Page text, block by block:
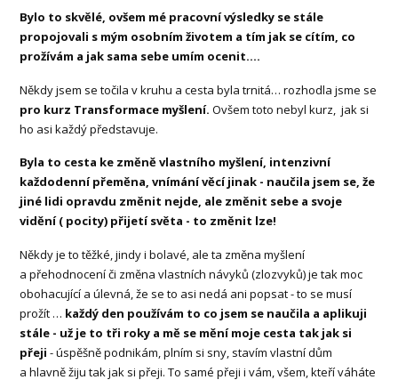
Bylo to skvělé, ovšem mé pracovní výsledky se stále
propojovali s mým osobním životem a tím jak se cítím, co
prožívám a jak sama sebe umím ocenit….
Někdy jsem se točila v kruhu a cesta byla trnitá… rozhodla jsme se
pro kurz Transformace myšlení. Ovšem toto nebyl kurz, jak si
ho asi každý představuje.
Byla to cesta ke změně vlastního myšlení, intenzivní
každodenní přeměna, vnímání věcí jinak - naučila jsem se, že
jiné lidi opravdu změnit nejde, ale změnit sebe a svoje
vidění ( pocity) přijetí světa - to změnit lze!
Někdy je to těžké, jindy i bolavé, ale ta změna myšlení
a přehodnocení či změna vlastních návyků (zlozvyků) je tak moc
obohacující a úlevná, že se to asi nedá ani popsat - to se musí
prožít … každý den používám to co jsem se naučila a aplikuji
stále - už je to tři roky a mě se mění moje cesta tak jak si
přeji - úspěšně podnikám, plním si sny, stavím vlastní dům
a hlavně žiju tak jak si přeji. To samé přeji i vám, všem, kteří váháte